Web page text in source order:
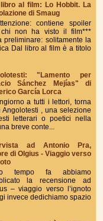
libro al film: Lo Hobbit. La
di Smaug
contiene spoiler
non ha visto il film***
preliminare: solitamente la
Dal libro al film è a titolo
"Lamento per
Sánchez Mejías" di
García Lorca
a tutti i lettori, torna
Angolotesti , una selezione
letterari o poetici nella
breve conte...
ad Antonio Pra,
di Olgius - Viaggio verso
tempo fa abbiamo
la recensione ad
– viaggio verso l’ignoto
invece dedichiamo spazio